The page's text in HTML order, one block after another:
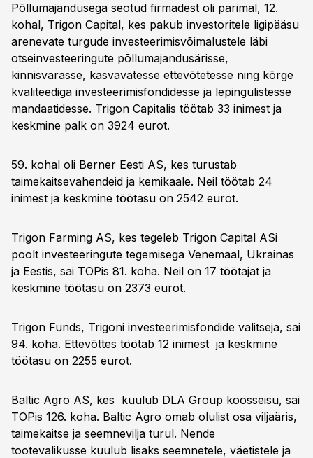
Põllumajandusega seotud firmadest oli parimal, 12.
kohal, Trigon Capital, kes pakub investoritele ligipääsu
arenevate turgude investeerimisvõimalustele läbi
otseinvesteeringute põllumajandusärisse,
kinnisvarasse, kasvavatesse ettevõtetesse ning kõrge
kvaliteediga investeerimisfondidesse ja lepingulistesse
mandaatidesse. Trigon Capitalis töötab 33 inimest ja
keskmine palk on 3924 eurot.
59. kohal oli Berner Eesti AS, kes turustab
taimekaitsevahendeid ja kemikaale. Neil töötab 24
inimest ja keskmine töötasu on 2542 eurot.
Trigon Farming AS, kes tegeleb Trigon Capital ASi
poolt investeeringute tegemisega Venemaal, Ukrainas
ja Eestis, sai TOPis 81. koha. Neil on 17 töötajat ja
keskmine töötasu on 2373 eurot.
Trigon Funds, Trigoni investeerimisfondide valitseja, sai
94. koha. Ettevõttes töötab 12 inimest ja keskmine
töötasu on 2255 eurot.
Baltic Agro AS, kes kuulub DLA Group koosseisu, sai
TOPis 126. koha. Baltic Agro omab olulist osa viljaäris,
taimekaitse ja seemnevilja turul. Nende
tootevalikusse kuulub lisaks seemnetele, väetistele ja